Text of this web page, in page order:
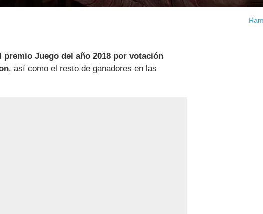
premio Juego del año 2018 por votación
, así como el resto de ganadores en las